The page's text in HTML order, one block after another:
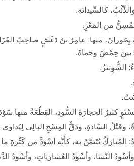
كالسِّيدانَةِ.
من المَعْزِ.
بِحَورانَ، منها: عامِرُ بنُ دَغَشٍ صاحِبُ
بينَ حِمْصَ وحَماةَ.
الشُّوِنيزُ.
كثيرُ الحجارَةِ السُّودِ، القِطْعَةُ منها
وقَتْلُ السَّادَةِ، ودَقُّ المِسْحِ البالِي لِيُداوى
المُبارَكُ يُتَيَمَّنُ به، كأَنَّه اسْوَدَّ من كَثْرَةِ ما
وأسْوَدُ النَّسَا، وأسْوَدُ العُشارَيَاتِ، وأسْوَدُ